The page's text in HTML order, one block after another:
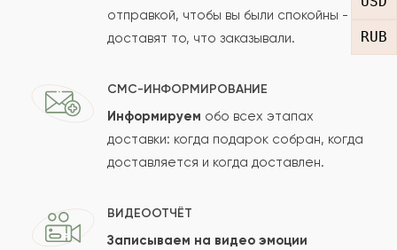
RUB
Сколько будет
Отзыв будет опубликован после проверки.
Проверяем на спам.
отправкой, чтобы вы были спокойны -
доставят то, что заказывали.
СМС-ИНФОРМИРОВАНИЕ
Информируем обо всех этапах
доставки: когда подарок собран, когда
доставляется и когда доставлен.
ВИДЕООТЧЁТ
Записываем на видео эмоции